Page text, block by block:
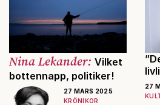
Nina Lekander: Vilket
bottennapp, politiker!
27 MARS 2025
KRÖNIKOR
27